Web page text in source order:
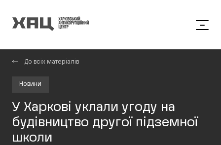
До всіх матеріалів
Новини
У Харкові уклали угоду на
будівництво другої підземної
школи